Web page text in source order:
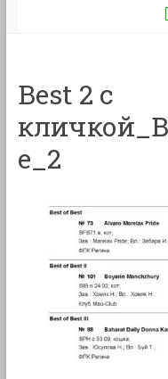
Best 2 с
e_2